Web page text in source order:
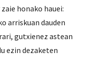
honako hauei:
arriskuan dauden
gutxienez astean
ezin dezaketen